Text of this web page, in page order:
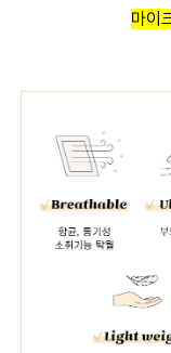
마이